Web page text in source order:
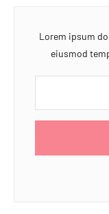
Lorem ipsum
eiusmod